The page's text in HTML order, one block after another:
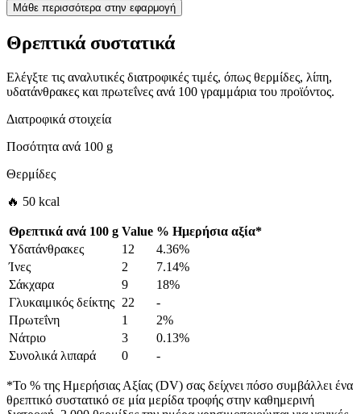
Μάθε περισσότερα στην εφαρμογή
Θρεπτικά συστατικά
Ελέγξτε τις αναλυτικές διατροφικές τιμές, όπως θερμίδες, λίπη,
υδατάνθρακες και πρωτεΐνες ανά 100 γραμμάρια του προϊόντος.
Διατροφικά στοιχεία
Ποσότητα ανά 100 g
Θερμίδες
🔥 50 kcal
Θρεπτικά ανά 100 g Value % Ημερήσια αξία*
Υδατάνθρακες
12
4.36%
Ίνες
2
7.14%
Σάκχαρα
9
18%
Γλυκαιμικός δείκτης 22
-
Πρωτεΐνη
1
2%
Νάτριο
3
0.13%
Συνολικά λιπαρά
0 -
*Το % της Ημερήσιας Αξίας (DV) σας δείχνει πόσο συμβάλλει ένα
θρεπτικό συστατικό σε μία μερίδα τροφής στην καθημερινή